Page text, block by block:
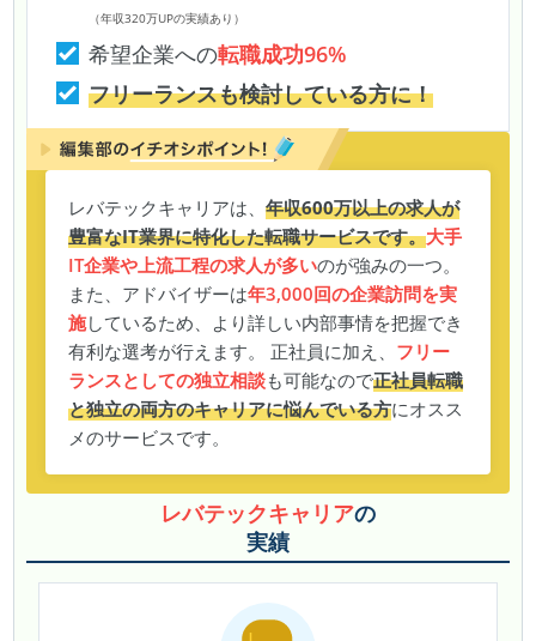
（年収320万UPの実績あり）
希望企業への転職成功96%
フリーランスも検討している方に！
レバテックキャリアは、年収600万以上の求人が
豊富なIT業界に特化した転職サービスです。大手
IT企業や上流工程の求人が多いのが強みの一つ。
また、アドバイザーは年3,000回の企業訪問を実
施しているため、より詳しい内部事情を把握でき
有利な選考が行えます。 正社員に加え、 フリー
ランスとしての独立相談も可能なので正社員転職
と独立の両方のキャリアに悩んでいる方にオスス
メのサービスです。
レバテックキャリアの
実績